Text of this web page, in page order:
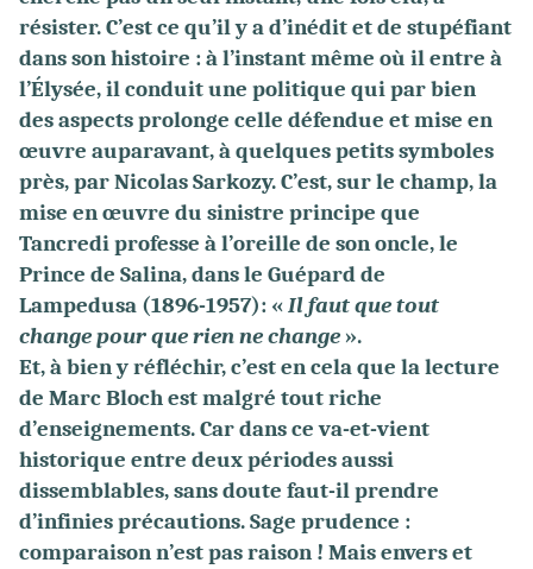
résister. C’est ce qu’il y a d’inédit et de stupéfiant
dans son histoire : à l’instant même où il entre à
l’Élysée, il conduit une politique qui par bien
des aspects prolonge celle défendue et mise en
œuvre auparavant, à quelques petits symboles
près, par Nicolas Sarkozy. C’est, sur le champ, la
mise en œuvre du sinistre principe que
Tancredi professe à l’oreille de son oncle, le
Prince de Salina, dans le Guépard de
Lampedusa (1896-1957): «Il faut que tout
change pour que rien ne change ».
Et, à bien y réfléchir, c’est en cela que la lecture
de Marc Bloch est malgré tout riche
d’enseignements. Car dans ce va-et-vient
historique entre deux périodes aussi
dissemblables, sans doute faut-il prendre
d’infinies précautions. Sage prudence :
comparaison n’est pas raison ! Mais envers et